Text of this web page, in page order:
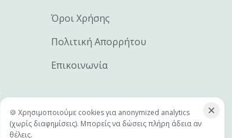
Όροι Χρήσης
Πολιτική Απορρήτου
Επικοινωνία
🍪 Χρησιμοποιούμε cookies για anonymized analytics
(χωρίς διαφημίσεις). Μπορείς να δώσεις πλήρη άδεια αν
θέλεις.